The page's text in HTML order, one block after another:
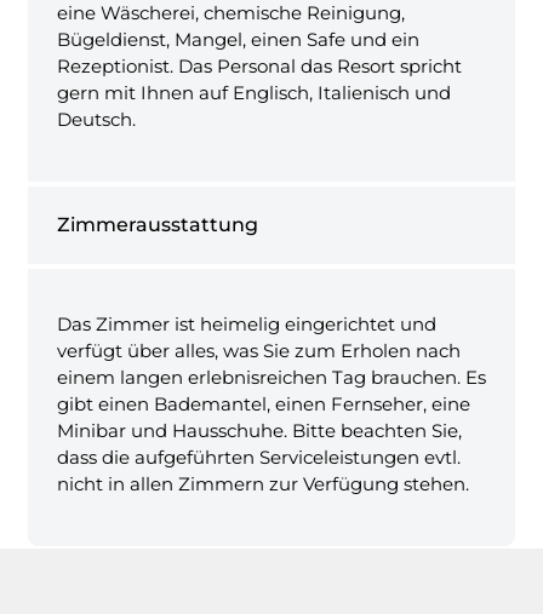
eine Wäscherei, chemische Reinigung,
Bügeldienst, Mangel, einen Safe und ein
Rezeptionist. Das Personal das Resort spricht
gern mit Ihnen auf Englisch, Italienisch und
Deutsch.
Zimmerausstattung
Das Zimmer ist heimelig eingerichtet und
verfügt über alles, was Sie zum Erholen nach
einem langen erlebnisreichen Tag brauchen. Es
gibt einen Bademantel, einen Fernseher, eine
Minibar und Hausschuhe. Bitte beachten Sie,
dass die aufgeführten Serviceleistungen evtl.
nicht in allen Zimmern zur Verfügung stehen.